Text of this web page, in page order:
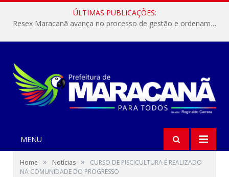
ÚLTIMAS PUBLICAÇÕES:
Resex Maracanã avança no processo de gestão e ordenamento do turismo em nossas áreas protegidas.
MENU
Home » Notícias »
CURSO DE PISCICULTURA É REALIZADO
NA COMUNIDADE DO PROGRESSO